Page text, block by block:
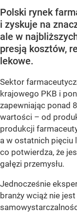
Polski rynek
i zyskuje na
ale w
presją kosztów,
lekowe.
Sektor
krajowego PKB i
zapewniając ponad
wartości – od
produkcji
a w ostatnich pięciu
co potwierdza, że
gałęzi przemysłu.
Jednocześnie
branży wciąż nie